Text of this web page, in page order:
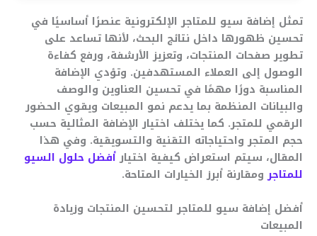
تمثل إضافة سيو للمتاجر الإلكترونية عنصرًا أساسيًا في
تحسين ظهورها داخل نتائج البحث، لأنها تساعد على
تطوير صفحات المنتجات، وتعزيز الأرشفة، ورفع كفاءة
الوصول إلى العملاء المستهدفين. وتؤدي الإضافة
المناسبة دورًا مهمًا في تحسين العناوين والوصف
والبيانات المنظمة بما يدعم نمو المبيعات ويقوي الحضور
الرقمي للمتجر. كما يختلف اختيار الإضافة المثالية حسب
حجم المتجر واحتياجاته التقنية والتسويقية. وفي هذا
المقال، سيتم استعراض كيفية اختيارأفضل حلول السيو
للمتاجرومقارنة أبرز الخيارات المتاحة.
أفضل إضافة سيو للمتاجر لتحسين المنتجات وزيادة
المبيعات